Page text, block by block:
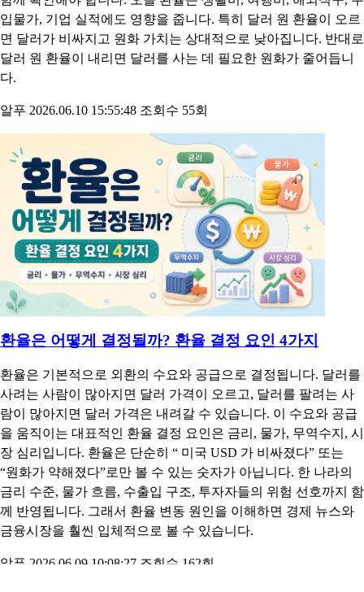
오늘 환율 조회, 상승·하락 영향 정리
매기준율, 현찰 살 때 환율, 현찰 팔 때 환율, 송금 환율이 서로 다
를 수 있기 때문입니다. 예를 들어 해외여행을 준비하는 사람은
현찰 살 때 환율과 환전 수수료가 중요 합니다. 해외송금을 하려
는 사람은 송금 보낼 때 환율을 봐야 합니다. 해외주식이나 해외
ETF를 거래하는 투자자는 증권사 환전 환율과 환전 우대율까지
함께 확인해야 합니다. 오늘 환율은 생활비, 여행비, 해외직구, 수
입물가, 기업 실적에도 영향을 줍니다. 특히 달러 원 환율이 오르
면 달러가 비싸지고 원화 가치는 상대적으로 낮아집니다. 반대로
달러 원 환율이 내리면 달러를 사는 데 필요한 원화가 줄어듭니
다.
알푸 2026.06.10 15:55:48 조회수 55회